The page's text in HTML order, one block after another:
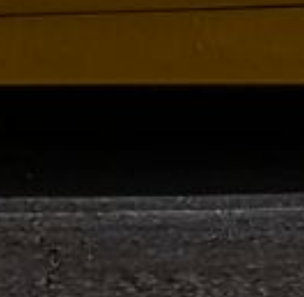
förvärv av Containerhandel CARU
i Containerhandel CARU AB, ett svenskt företag
och skräddarsydda containerlösningar. Detta förvärv
och…